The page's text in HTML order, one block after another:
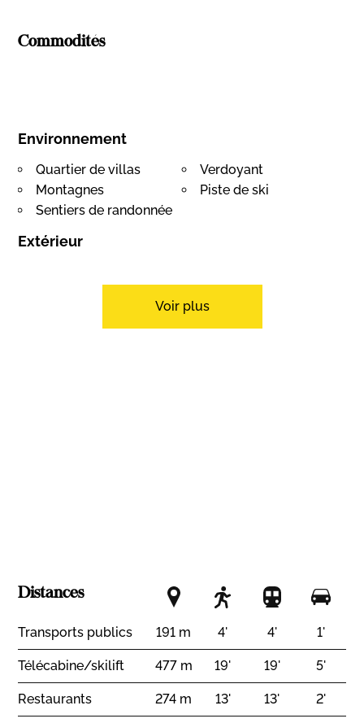
Commodités
Environnement
Quartier de villas
Verdoyant
Montagnes
Piste de ski
Sentiers de randonnée
Extérieur
Exposition
Vue
Champêtre Forêt
Voir plus
Distances
Transports publics 191 m 4' 4' 1'
Télécabine/skilift 477 m 19' 19' 5'
Restaurants 274 m 13' 13' 2'